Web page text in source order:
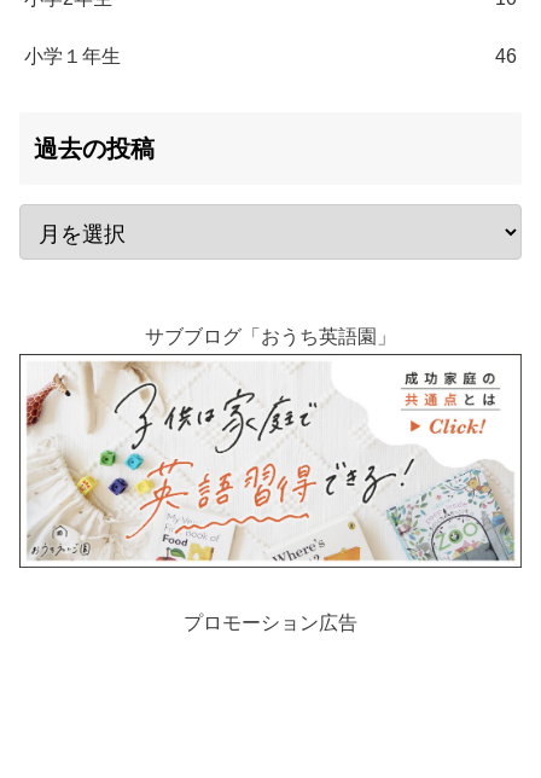
小学１年生 46
過去の投稿
サブブログ「おうち英語園」
プロモーション広告